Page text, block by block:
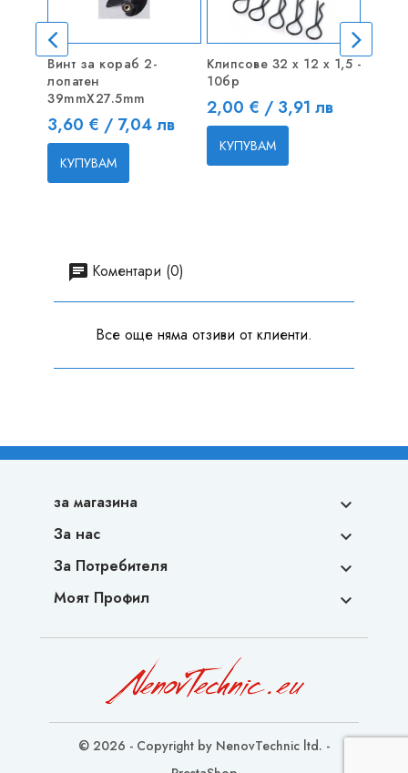
Винт за кораб 2-
лопатен
39mmX27.5mm
Цена
3,60 € / 7,04 лв
КУПУВАМ
Клипсове 32 x 12 х 1,5 -
10бр
Цена
2,00 € / 3,91 лв
КУПУВАМ
Коментари (0)
Все още няма отзиви от клиенти.
за магазина 
За нас 
За Потребителя 
Моят Профил 
© 2026 - Copyright by NenovTechnic ltd. -